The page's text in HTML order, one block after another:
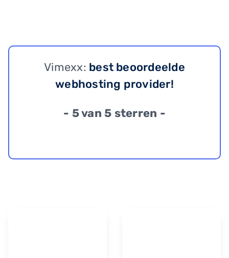
Vimexx: best beoordeelde
webhosting provider!
- 5 van 5 sterren -